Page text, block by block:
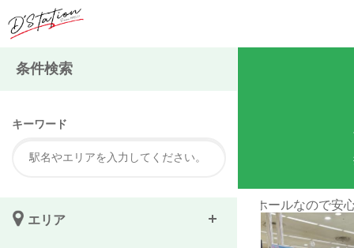
Dが目印のお
条件検索
キーワード
エリア